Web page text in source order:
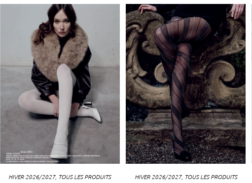
HIVER 2026/2027, TOUS LES PRODUITS HIVER 2026/2027, TOUS LES PRODUITS